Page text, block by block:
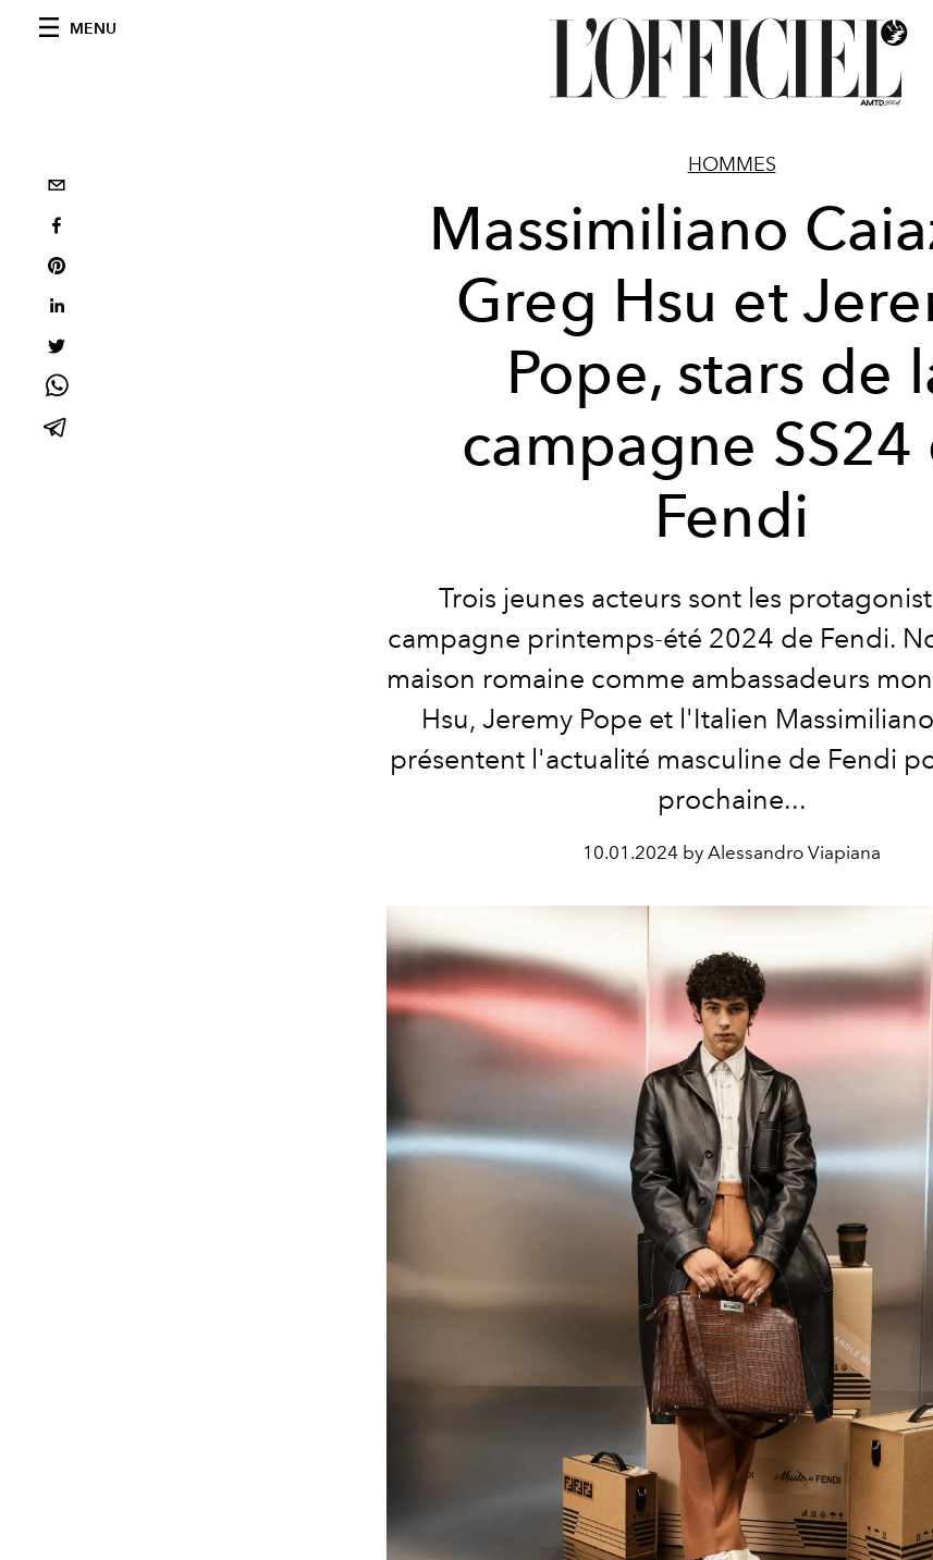
MENU
HOMMES
Massimiliano
Greg Hsu et
Pope, stars de
campagne SS24
Fendi
Trois jeunes acteurs sont les
campagne printemps-été 2024 de Fendi.
maison romaine comme ambassadeurs
Hsu, Jeremy Pope et l'Italien
présentent l'actualité masculine de Fendi
prochaine...
10.01.2024 by Alessandro Viapiana